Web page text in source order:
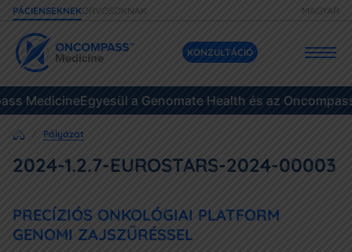
PÁCIENSEKNEKORVOSOKNAK MAGYAR
KONZULTÁCIÓ
Szolgáltatásaink
Áraink
Eseteink
MedicineEgyesül a Genomate Health és az Oncompass
Pályázat
2024-1.2.7-EUROSTARS-2024-00003
PRECÍZIÓS ONKOLÓGIAI PLATFORM
GENOMI ZAJSZŰRÉSSEL